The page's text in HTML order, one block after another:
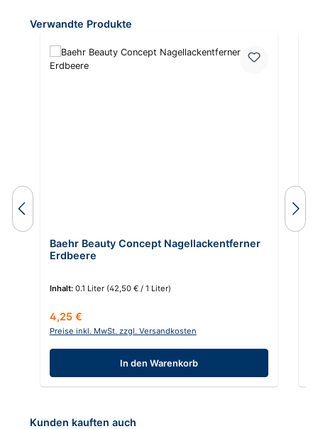
Produktgalerie überspringen
Verwandte Produkte
Baehr Beauty Concept Nagellackentferner
Erdbeere
Inhalt: 0.1 Liter (42,50 € / 1 Liter)
Regulärer Preis:
4,25 €
Preise inkl. MwSt. zzgl. Versandkosten
In den Warenkorb
Produktgalerie überspringen
Kunden kauften auch